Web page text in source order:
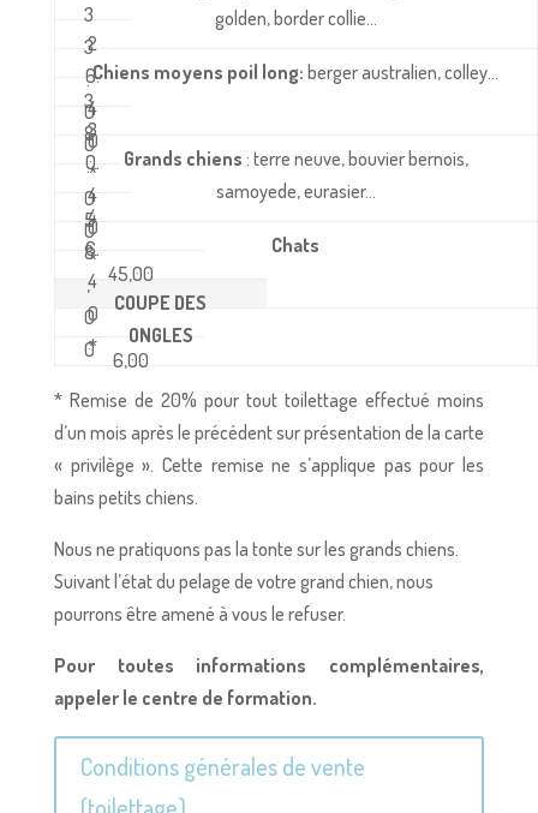
golden, border collie…
3
3
.
0
0
2
6.
4
0
*
Chiens moyens poil long:berger australien, colley…
3
8
.
0
0
3
0.
4
0
*
Grands chiens : terre neuve, bouvier bernois,
samoyede, eurasier…
5
8
,
0
0
4
6.
4
0
*
Chats
45,00
COUPE DES
ONGLES
6,00
* Remise de 20% pour tout toilettage effectué moins
d’un mois après le précédent sur présentation de la carte
« privilège ». Cette remise ne s’applique pas pour les
bains petits chiens.
Nous ne pratiquons pas la tonte sur les grands chiens.
Suivant l’état du pelage de votre grand chien, nous
pourrons être amené à vous le refuser.
Pour toutes informations complémentaires,
appeler le centre de formation.
Conditions générales de vente
(toilettage)